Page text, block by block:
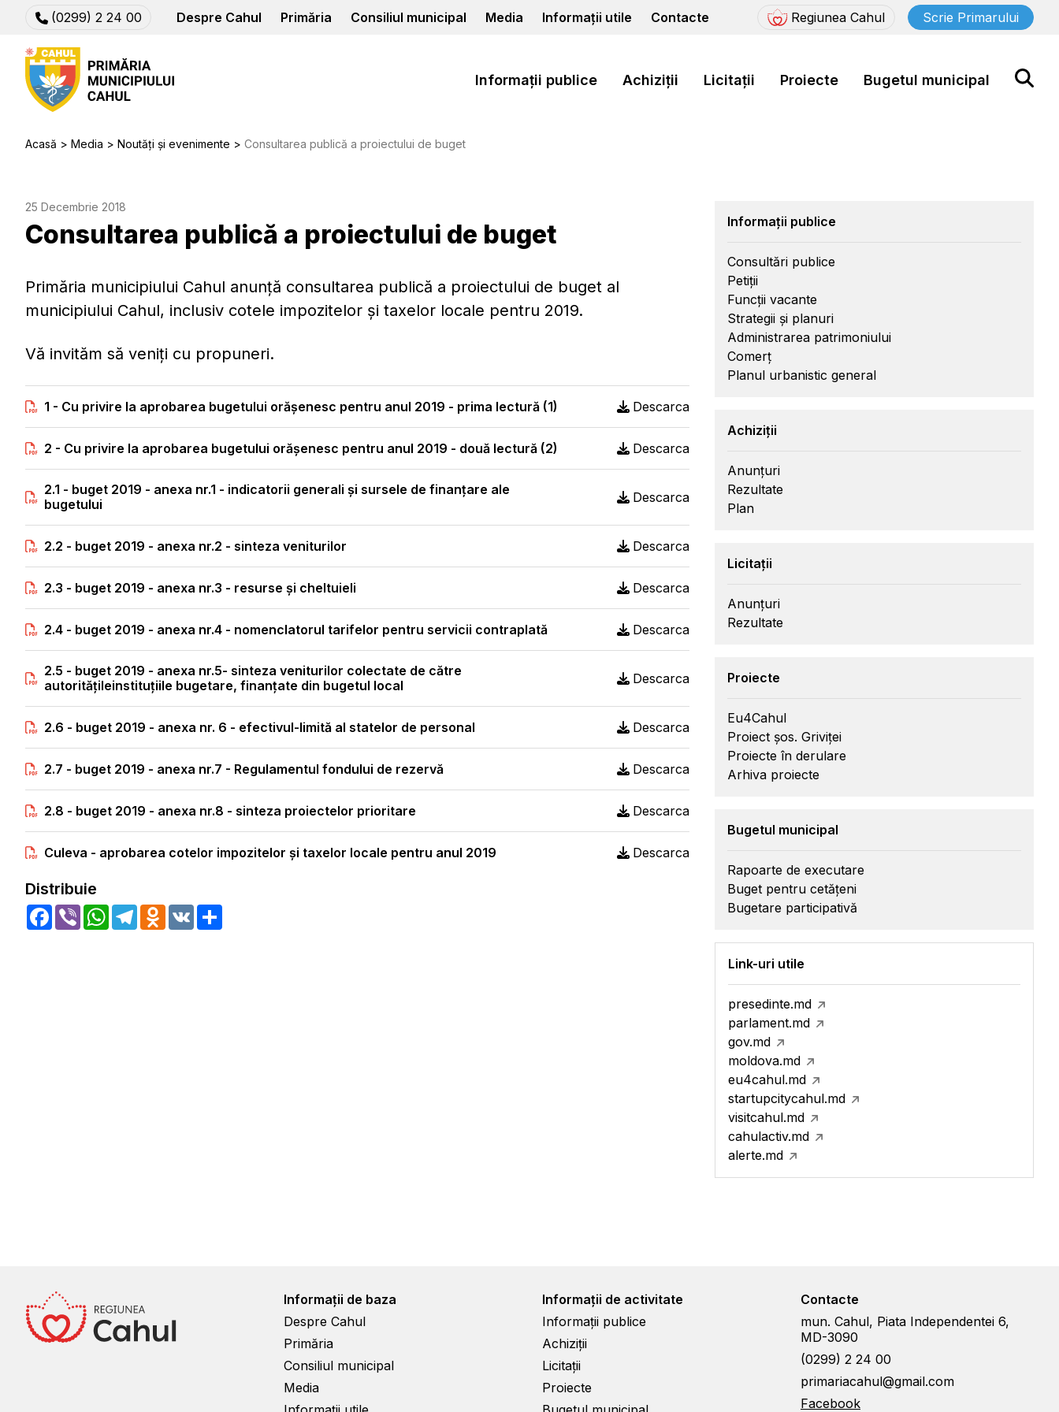
(0299) 2 24 00 Despre Cahul Primăria Consiliul municipal Media Informații utile Contacte Regiunea Cahul Scrie Primarului
Informații publice Achiziții Licitații Proiecte Bugetul municipal
Acasă Media Noutăți și evenimente Consultarea publică a proiectului de buget
25 Decembrie 2018
Consultarea publică a proiectului de buget
Primăria municipiului Cahul anunță consultarea publică a proiectului de buget al
municipiului Cahul, inclusiv cotele impozitelor și taxelor locale pentru 2019.
Vă invităm să veniți cu propuneri.
1 - Cu privire la aprobarea bugetului orăşenesc pentru anul 2019 - prima lectură (1) Descarca
2 - Cu privire la aprobarea bugetului orăşenesc pentru anul 2019 - două lectură (2) Descarca
2.1 - buget 2019 - anexa nr.1 - indicatorii generali şi sursele de finanţare ale
bugetului
Descarca
2.2 - buget 2019 - anexa nr.2 - sinteza veniturilor Descarca
2.3 - buget 2019 - anexa nr.3 - resurse și cheltuieli Descarca
2.4 - buget 2019 - anexa nr.4 - nomenclatorul tarifelor pentru servicii contraplată Descarca
2.5 - buget 2019 - anexa nr.5- sinteza veniturilor colectate de către
autoritățileinstituțiile bugetare, finanțate din bugetul local
Descarca
2.6 - buget 2019 - anexa nr. 6 - efectivul-limită al statelor de personal Descarca
2.7 - buget 2019 - anexa nr.7 - Regulamentul fondului de rezervă Descarca
2.8 - buget 2019 - anexa nr.8 - sinteza proiectelor prioritare Descarca
Culeva - aprobarea cotelor impozitelor şi taxelor locale pentru anul 2019 Descarca
Distribuie
Facebook
Viber WhatsApp
TelegramOdnoklassniki
VK
Informații publice
Consultări publice
Petiții
Funcții vacante
Strategii și planuri
Administrarea patrimoniului
Comerț
Planul urbanistic general
Achiziții
Anunțuri
Rezultate
Plan
Licitații
Anunțuri
Rezultate
Proiecte
Eu4Cahul
Proiect șos. Griviței
Proiecte în derulare
Arhiva proiecte
Bugetul municipal
Rapoarte de executare
Buget pentru cetățeni
Bugetare participativă
Link-uri utile
presedinte.md
parlament.md
gov.md
moldova.md
eu4cahul.md
startupcitycahul.md
visitcahul.md
cahulactiv.md
alerte.md
Informații de baza
Despre Cahul
Primăria
Consiliul municipal
Media
Informații de activitate
Informații publice
Achiziții
Licitații
Proiecte
Contacte
mun. Cahul, Piata Independentei 6,
MD-3090
(0299) 2 24 00
primariacahul@gmail.com
Facebook